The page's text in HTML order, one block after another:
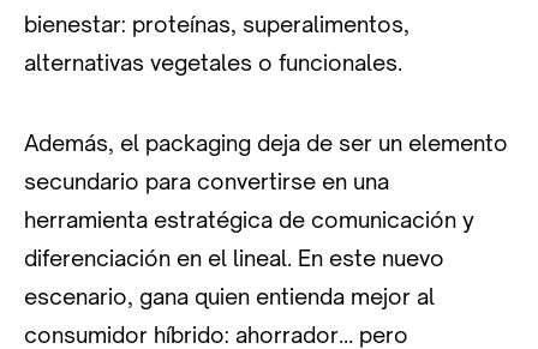
bienestar: proteínas, superalimentos,
alternativas vegetales o funcionales.
Además, el packaging deja de ser un elemento
secundario para convertirse en una
herramienta estratégica de comunicación y
diferenciación en el lineal. En este nuevo
escenario, gana quien entienda mejor al
consumidor híbrido: ahorrador… pero